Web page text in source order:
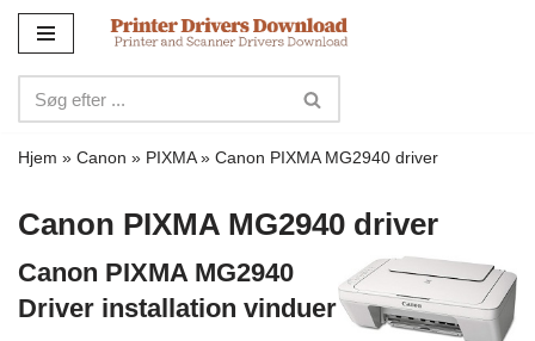
indhold
Hjem » Canon » PIXMA» Canon PIXMA MG2940 driver
Canon PIXMA MG2940 driver
Canon PIXMA MG2940
Driver installation vinduer